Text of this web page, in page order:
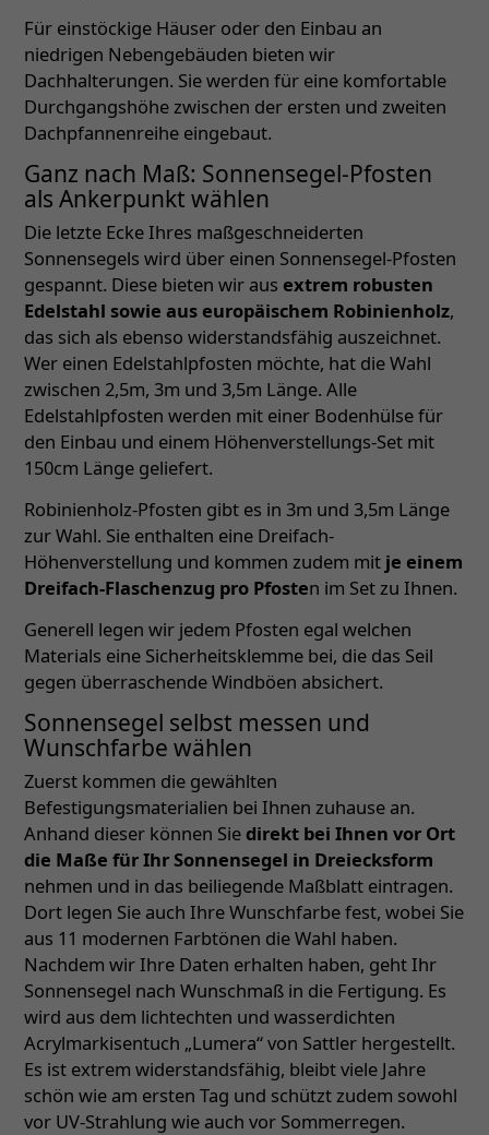
Für einstöckige Häuser oder den Einbau an
niedrigen Nebengebäuden bieten wir
Dachhalterungen. Sie werden für eine komfortable
Durchgangshöhe zwischen der ersten und zweiten
Dachpfannenreihe eingebaut.
Ganz nach Maß: Sonnensegel-Pfosten
als Ankerpunkt wählen
Die letzte Ecke Ihres maßgeschneiderten
Sonnensegels wird über einen Sonnensegel-Pfosten
gespannt. Diese bieten wir aus extrem robusten
Edelstahl sowie aus europäischem Robinienholz,
das sich als ebenso widerstandsfähig auszeichnet.
Wer einen Edelstahlpfosten möchte, hat die Wahl
zwischen 2,5m, 3m und 3,5m Länge. Alle
Edelstahlpfosten werden mit einer Bodenhülse für
den Einbau und einem Höhenverstellungs-Set mit
150cm Länge geliefert.
Robinienholz-Pfosten gibt es in 3m und 3,5m Länge
zur Wahl. Sie enthalten eine Dreifach-
Höhenverstellung und kommen zudem mit je einem
Dreifach-Flaschenzug pro Pfosten im Set zu Ihnen.
Generell legen wir jedem Pfosten egal welchen
Materials eine Sicherheitsklemme bei, die das Seil
gegen überraschende Windböen absichert.
Sonnensegel selbst messen und
Wunschfarbe wählen
Zuerst kommen die gewählten
Befestigungsmaterialien bei Ihnen zuhause an.
Anhand dieser können Siedirekt bei Ihnen vor Ort
die Maße für Ihr Sonnensegel in Dreiecksform
nehmen und in das beiliegende Maßblatt eintragen.
Dort legen Sie auch Ihre Wunschfarbe fest, wobei Sie
aus 11 modernen Farbtönen die Wahl haben.
Nachdem wir Ihre Daten erhalten haben, geht Ihr
Sonnensegel nach Wunschmaß in die Fertigung. Es
wird aus dem lichtechten und wasserdichten
Acrylmarkisentuch „Lumera“ von Sattler hergestellt.
Es ist extrem widerstandsfähig, bleibt viele Jahre
schön wie am ersten Tag und schützt zudem sowohl
vor UV-Strahlung wie auch vor Sommerregen.